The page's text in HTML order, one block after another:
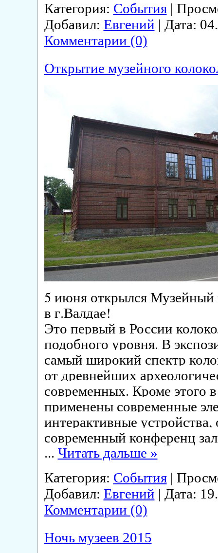
Категория: События|
Добавил: Евгений | Дата:
Комментарии (0)
Открытие музейного
5 июня открылся Музейный
в г.Валдае!
Это первый в России
подобного уровня. В
самый широкий спектр
от древнейших
современных. Кроме этого
применены современные
интерактивные устройства,
современный конференц
... Читать дальше »
Категория: События|
Добавил: Евгений | Дата:
Комментарии (0)
Ночь музеев 2015